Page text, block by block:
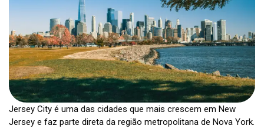
Jersey City é uma das cidades que mais crescem em New
Jersey e faz parte direta da região metropolitana de Nova York.